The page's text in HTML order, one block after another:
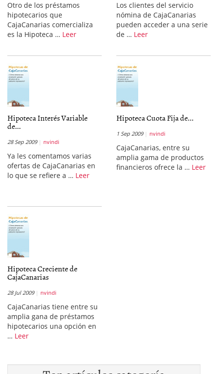
Otro de los préstamos
hipotecarios que
CajaCanarias comercializa
es la Hipoteca … Leer
Los clientes del servicio
nómina de CajaCanarias
pueden acceder a una serie
de … Leer
Hipoteca Interés Variable
de...
28 Sep 2009 nvindi
Ya les comentamos varias
ofertas de CajaCanarias en
lo que se refiere a … Leer
Hipoteca Cuota Fija de...
1 Sep 2009 nvindi
CajaCanarias, entre su
amplia gama de productos
financieros ofrece la … Leer
Hipoteca Creciente de
CajaCanarias
28 Jul 2009 nvindi
CajaCanarias tiene entre su
amplia gana de préstamos
hipotecarios una opción en
… Leer